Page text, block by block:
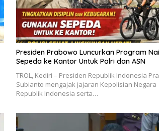
Presiden Prabowo Luncurkan Program
Sepeda ke Kantor Untuk Polri dan ASN
TROL, Kediri – Presiden Republik Indonesia
Subianto mengajak jajaran Kepolisian Negara
Republik Indonesia serta…